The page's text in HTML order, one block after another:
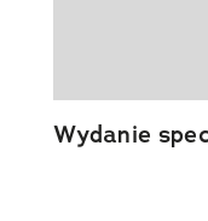
Wydanie